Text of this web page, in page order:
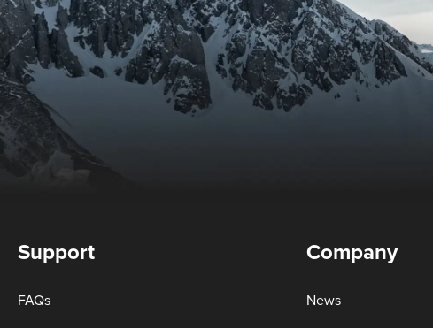
Support
FAQs
Company
News